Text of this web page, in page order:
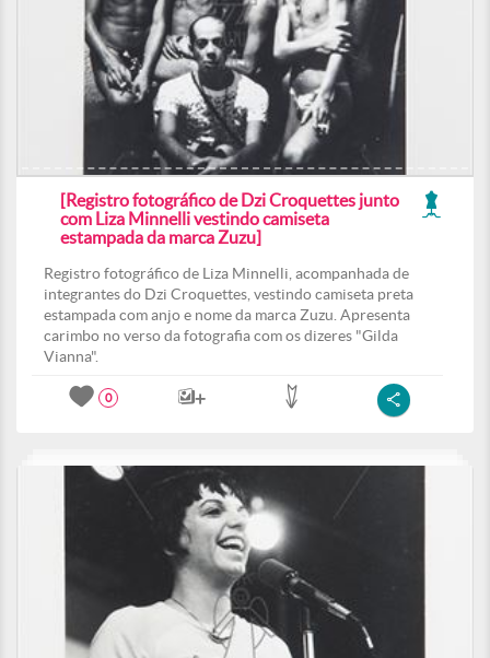
[Registro fotográfico de Dzi Croquettes junto
com Liza Minnelli vestindo camiseta
estampada da marca Zuzu]
Registro fotográfico de Liza Minnelli, acompanhada de
integrantes do Dzi Croquettes, vestindo camiseta preta
estampada com anjo e nome da marca Zuzu. Apresenta
carimbo no verso da fotografia com os dizeres "Gilda
Vianna".
0